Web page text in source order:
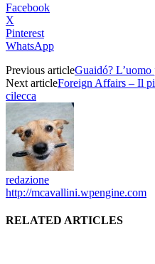
Facebook
X
Pinterest
WhatsApp
Previous articleGuaidó?
Next articleForeign Affairs – Il
cilecca
redazione
http://mcavallini.wpengine.com
RELATED ARTICLES